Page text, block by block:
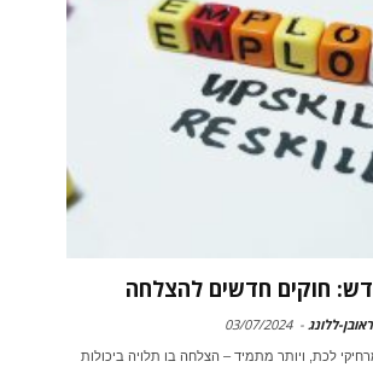
חוקים חדשים להצלחה
ללונג -
03/07/2024
לכת, ויותר מתמיד – הצלחה בו תלויה ביכולות